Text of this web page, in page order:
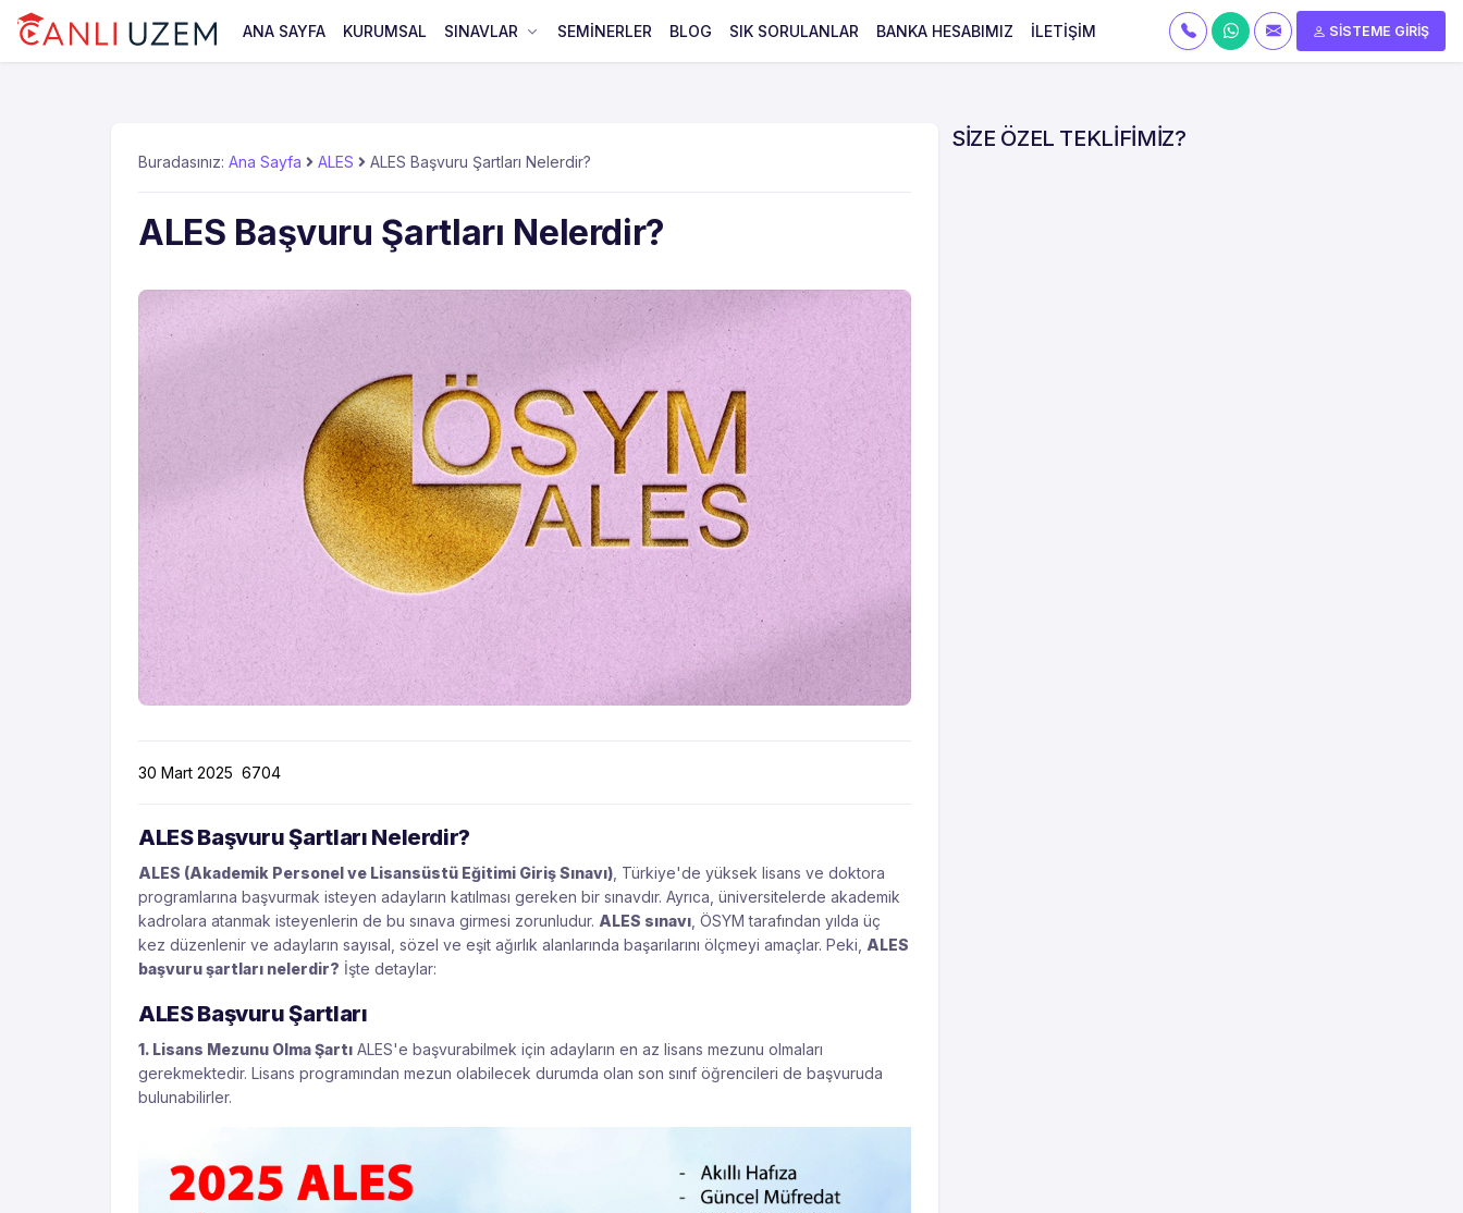
SİSTEME GİRİŞ
ANA SAYFA KURUMSAL SINAVLAR SEMİNERLER BLOG SIK SORULANLAR BANKA HESABIMIZ İLETİŞİM
Buradasınız: Ana Sayfa ALES ALES Başvuru Şartları Nelerdir?
ALES Başvuru Şartları Nelerdir?
30 Mart 2025 6704
ALES Başvuru Şartları Nelerdir?
ALES (Akademik Personel ve Lisansüstü Eğitimi Giriş Sınavı) , Türkiye'de yüksek lisans ve doktora
programlarına başvurmak isteyen adayların katılması gereken bir sınavdır. Ayrıca, üniversitelerde akademik
kadrolara atanmak isteyenlerin de bu sınava girmesi zorunludur. ALES sınavı , ÖSYM tarafından yılda üç
kez düzenlenir ve adayların sayısal, sözel ve eşit ağırlık alanlarında başarılarını ölçmeyi amaçlar. Peki, ALES
başvuru şartları nelerdir? İşte detaylar:
ALES Başvuru Şartları
1. Lisans Mezunu Olma Şartı ALES'e başvurabilmek için adayların en az lisans mezunu olmaları
gerekmektedir. Lisans programından mezun olabilecek durumda olan son sınıf öğrencileri de başvuruda
bulunabilirler.
SİZE ÖZEL TEKLİFİMİZ?